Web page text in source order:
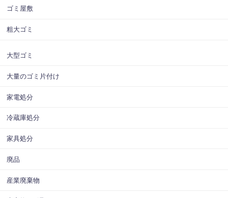
ゴミ屋敷
粗大ゴミ
大型ゴミ
大量のゴミ片付け
家電処分
冷蔵庫処分
家具処分
廃品
産業廃棄物